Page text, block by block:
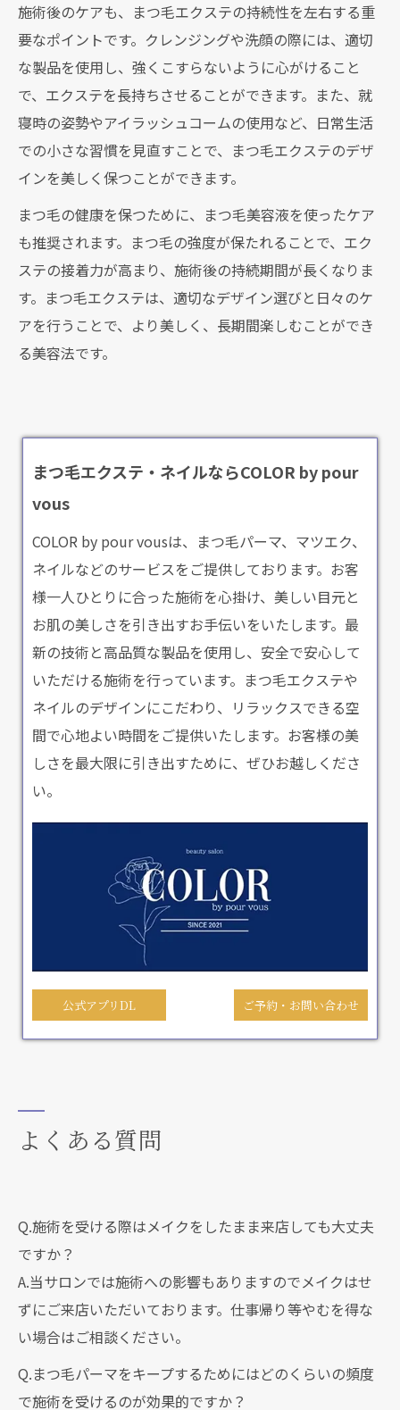
施術後のケアも、まつ毛エクステの持続性を左右する重
要なポイントです。クレンジングや洗顔の際には、適切
な製品を使用し、強くこすらないように心がけること
で、エクステを長持ちさせることができます。また、就
寝時の姿勢やアイラッシュコームの使用など、日常生活
での小さな習慣を見直すことで、まつ毛エクステのデザ
インを美しく保つことができます。
まつ毛の健康を保つために、まつ毛美容液を使ったケア
も推奨されます。まつ毛の強度が保たれることで、エク
ステの接着力が高まり、施術後の持続期間が長くなりま
す。まつ毛エクステは、適切なデザイン選びと日々のケ
アを行うことで、より美しく、長期間楽しむことができ
る美容法です。
まつ毛エクステ・ネイルならCOLOR by pour
vous
COLOR by pour vousは、まつ毛パーマ、マツエク、
ネイルなどのサービスをご提供しております。お客
様一人ひとりに合った施術を心掛け、美しい目元と
お肌の美しさを引き出すお手伝いをいたします。最
新の技術と高品質な製品を使用し、安全で安心して
いただける施術を行っています。まつ毛エクステや
ネイルのデザインにこだわり、リラックスできる空
間で心地よい時間をご提供いたします。お客様の美
しさを最大限に引き出すために、ぜひお越しくださ
い。
公式アプリDL ご予約・お問い合わせ
よくある質問
Q.施術を受ける際はメイクをしたまま来店しても大丈夫
ですか？
A.当サロンでは施術への影響もありますのでメイクはせ
ずにご来店いただいております。仕事帰り等やむを得な
い場合はご相談ください。
Q.まつ毛パーマをキープするためにはどのくらいの頻度
で施術を受けるのが効果的ですか？